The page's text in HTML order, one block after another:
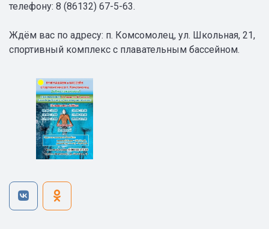
телефону: 8 (86132) 67-5-63.
Ждём вас по адресу: п. Комсомолец, ул. Школьная, 21,
спортивный комплекс с плавательным бассейном.